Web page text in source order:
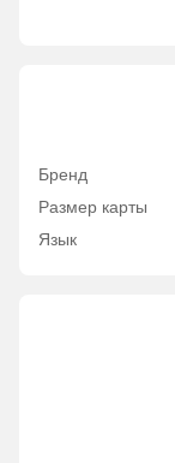
Бренд
Размер карты
Язык